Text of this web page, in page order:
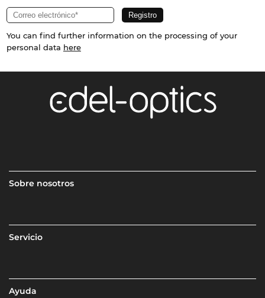
You can find further information on the processing of your
personal data here
Sobre nosotros
Servicio
Ayuda